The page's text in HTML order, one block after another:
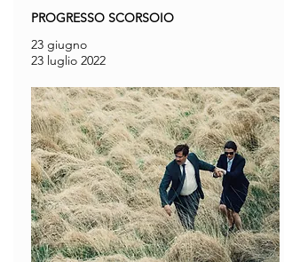
PROGRESSO SCORSOIO
23 giugno
23 luglio 2022